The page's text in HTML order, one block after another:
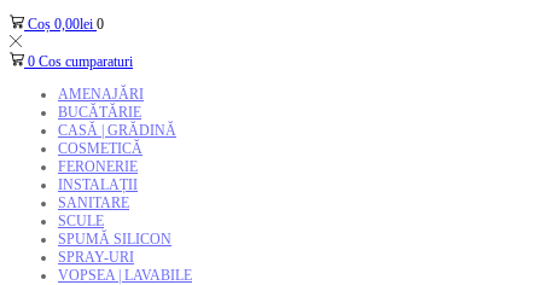
Coș 0,00lei 0
0 Cos cumparaturi
AMENAJĂRI
BUCĂTĂRIE
CASĂ | GRĂDINĂ
COSMETICĂ
FERONERIE
INSTALAȚII
SANITARE
SCULE
SPUMĂ SILICON
SPRAY-URI
VOPSEA | LAVABILE